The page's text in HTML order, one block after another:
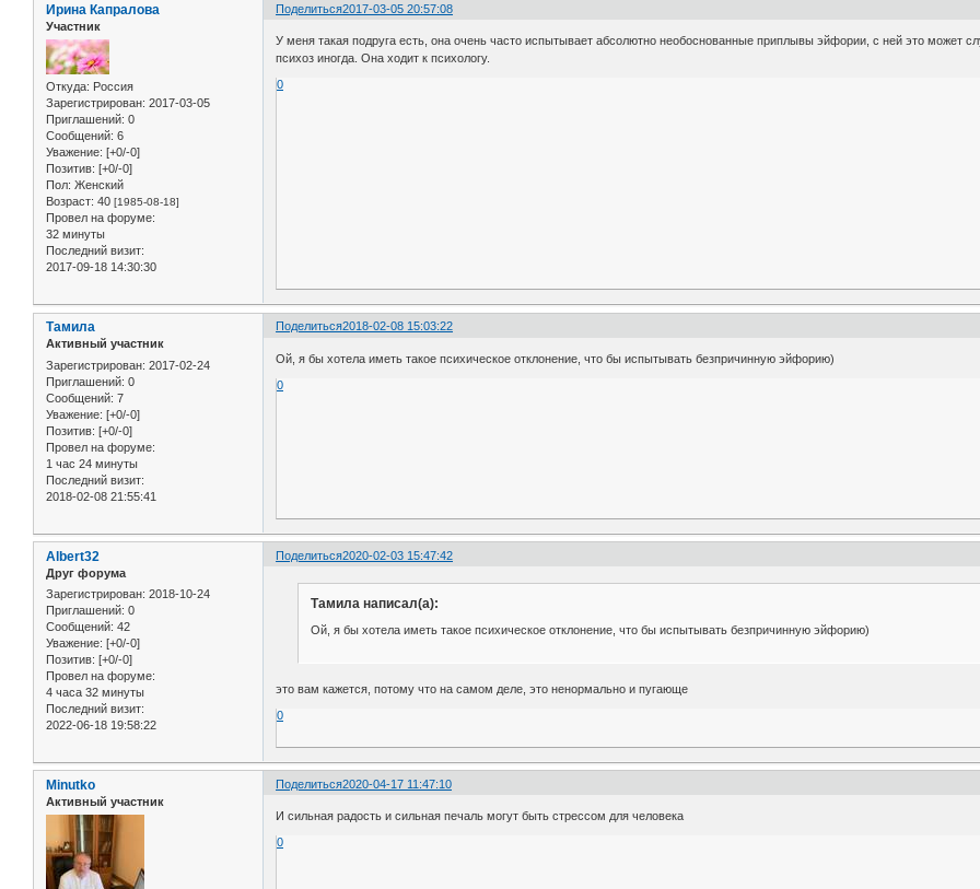
Поделиться2017-03-05 20:57:08
Ирина Капралова
Участник
Откуда: Россия
Зарегистрирован: 2017-03-05
Приглашений: 0
Сообщений: 6
Уважение: [+0/-0]
Позитив: [+0/-0]
Пол: Женский
Возраст: 40 [1985-08-18]
Провел на форуме:
32 минуты
Последний визит:
2017-09-18 14:30:30
У меня такая подруга есть, она очень часто испытывает абсолютно необоснованные приплывы эйфории, с ней это может
психоз иногда. Она ходит к психологу.
0
Поделиться2018-02-08 15:03:22
Тамила
Активный участник
Зарегистрирован: 2017-02-24
Приглашений: 0
Сообщений: 7
Уважение: [+0/-0]
Позитив: [+0/-0]
Провел на форуме:
1 час 24 минуты
Последний визит:
2018-02-08 21:55:41
Ой, я бы хотела иметь такое психическое отклонение, что бы испытывать безпричинную эйфорию)
0
Поделиться2020-02-03 15:47:42
Albert32
Друг форума
Зарегистрирован: 2018-10-24
Приглашений: 0
Сообщений: 42
Уважение: [+0/-0]
Позитив: [+0/-0]
Провел на форуме:
4 часа 32 минуты
Последний визит:
2022-06-18 19:58:22
Тамила написал(а):
Ой, я бы хотела иметь такое психическое отклонение, что бы испытывать безпричинную эйфорию)
это вам кажется, потому что на самом деле, это ненормально и пугающе
0
Поделиться2020-04-17 11:47:10
Minutko
Активный участник
И сильная радость и сильная печаль могут быть стрессом для человека
0